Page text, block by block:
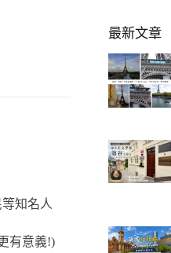
知名人
有意義!)
類
最新文章